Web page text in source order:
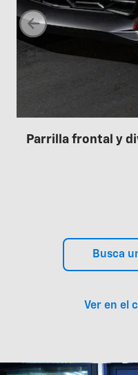
Parrilla frontal y
Busca
Ver en el